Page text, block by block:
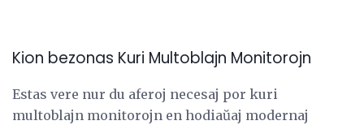
Kion bezonas Kuri Multoblajn Monitorojn
Estas vere nur du aferoj necesaj por kuri
multoblajn monitorojn en hodiaŭaj modernaj